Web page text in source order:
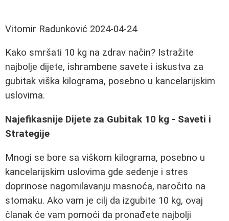
Vitomir Radunković 2024-04-24
Kako smršati 10 kg na zdrav način? Istražite
najbolje dijete, ishrambene savete i iskustva za
gubitak viška kilograma, posebno u kancelarijskim
uslovima.
Najefikasnije Dijete za Gubitak 10 kg - Saveti i
Strategije
Mnogi se bore sa viškom kilograma, posebno u
kancelarijskim uslovima gde sedenje i stres
doprinose nagomilavanju masnoća, naročito na
stomaku. Ako vam je cilj da izgubite 10 kg, ovaj
članak će vam pomoći da pronađete najbolji